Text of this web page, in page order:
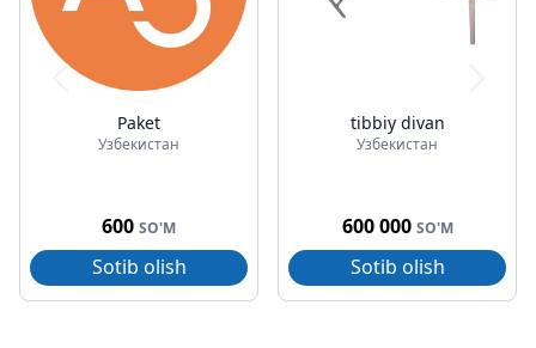
Paket
Узбекистан
600 SO'M
Sotib olish
tibbiy divan
Узбекистан
600 000 SO'M
Sotib olish